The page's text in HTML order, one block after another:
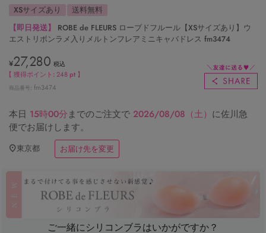
XSサイズあり
送料無料
【即日発送】
ROBE de FLEURS ローブドフルール【XSサイズあり】ウ
エストリボンラメ入りメルトンフレアミニキャバドレス fm3474
¥27,280 税込
【 獲得ポイント:248 pt 】
商品番号 fm3474
本日 15時00分までのご注文で 2026/08/08（土） に佐川急
便でお届けします。
東京都 お届け先を変更
ご一緒にシリコンブラはいかがですか？